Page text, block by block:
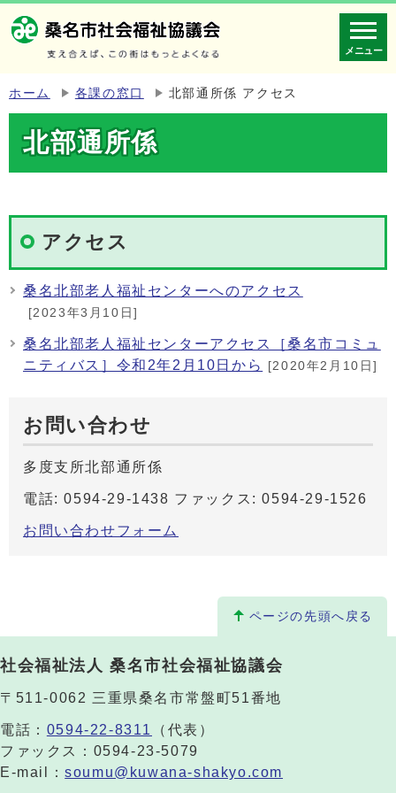
メニュー
ホーム 各課の窓口 北部通所係 アクセス
北部通所係
アクセス
桑名北部老人福祉センターへのアクセス
[2023年3月10日]
桑名北部老人福祉センターアクセス［桑名市コミュ
ニティバス］令和2年2月10日から
[2020年2月10日]
お問い合わせ
多度支所北部通所係
電話: 0594-29-1438 ファックス: 0594-29-1526
お問い合わせフォーム
ページの先頭へ戻る
社会福祉法人 桑名市社会福祉協議会
〒511-0062 三重県桑名市常盤町51番地
電話： 0594-22-8311
（代表）
ファックス：0594-23-5079
E-mail：soumu@kuwana-shakyo.com